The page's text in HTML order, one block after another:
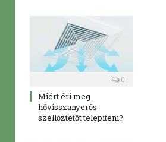
0
Miért éri meg
hővisszanyerős
szellőztetőt telepíteni?